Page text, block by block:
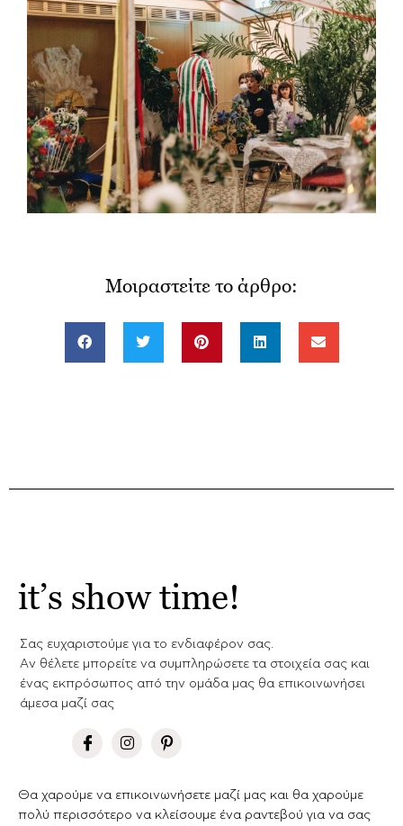
Μοιραστείτε το άρθρο:
it’s show time!
Σας ευχαριστούμε για το ενδιαφέρον σας.
Aν θέλετε μπορείτε να συμπληρώσετε τα στοιχεία σας και
ένας εκπρόσωπος από την ομάδα μας θα επικοινωνήσει
άμεσα μαζί σας
Θα χαρούμε να επικοινωνήσετε μαζί μας και θα χαρούμε
πολύ περισσότερο να κλείσουμε ένα ραντεβού για να σας